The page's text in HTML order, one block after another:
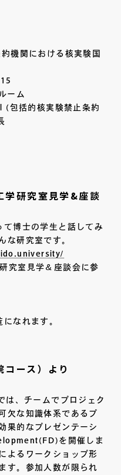
機関における核実験国
ーム
包括的核実験禁止条約
研究室見学&座談
博士の学生と話してみ
な研究室です。
究室見学＆座談会に参
になれます。
ース）より
は、チームでプロジェク
欠な知識体系であるプ
果的なプレゼンテーシ
を開催しま
よるワークショップ形
す。参加人数が限られ